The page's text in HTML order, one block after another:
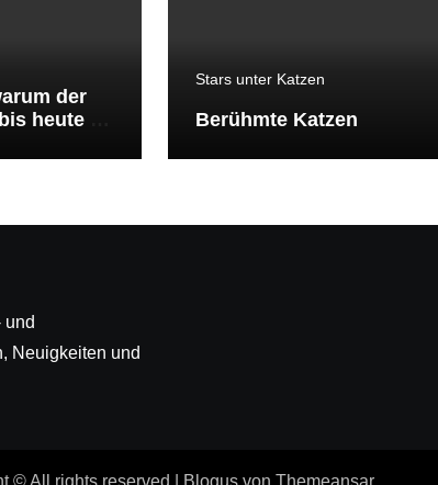
der
heute zu
Stars unter Katzen
Berühmte Katzen
und
Neuigkeiten und
© All rights reserved Blogusvon Themeansar.